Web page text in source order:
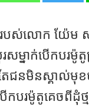
បស់លោក យ៉ែម ស
សម្នាក់បើកបរ
ែជនមិនស្គាល់មុ
បរម៉ូតូគេចពីដុំថ្ម